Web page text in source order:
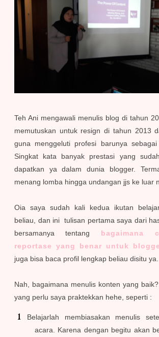
Teh Ani mengawali menulis blog di tahun
memutuskan untuk resign di tahun 2013
guna menggeluti profesi barunya sebagai
Singkat kata banyak prestasi yang
dapatkan ya dalam dunia blogger.
menang lomba hingga undangan jjs ke luar
Oia saya sudah kali kedua ikutan
beliau, dan ini tulisan pertama saya dari
bersamanya tentang bagaimana
reportase yang benar untuk
juga bisa baca profil lengkap beliau disitu ya.
Nah, bagaimana menulis konten yang
yang perlu saya praktekkan hehe, seperti :
Belajarlah membiasakan menulis
acara. Karena dengan begitu akan